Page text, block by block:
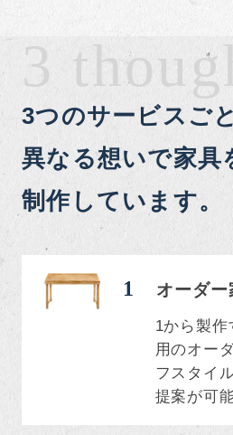
3
3つのサービスご
異なる想いで家具
制作しています。
1 オーダー
1から製
用のオー
フスタイ
提案が可能